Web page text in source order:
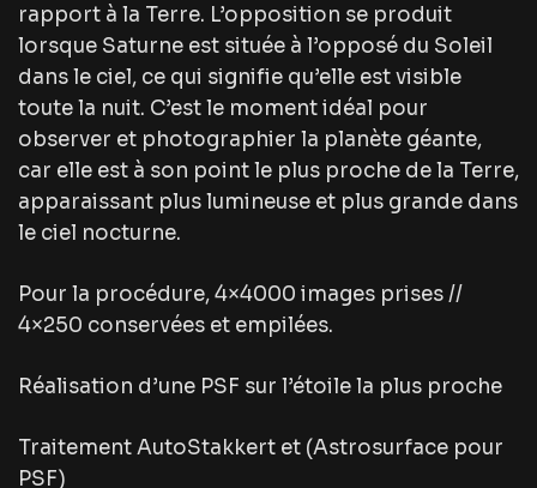
rapport à la Terre. L’opposition se produit
lorsque Saturne est située à l’opposé du Soleil
dans le ciel, ce qui signifie qu’elle est visible
toute la nuit. C’est le moment idéal pour
observer et photographier la planète géante,
car elle est à son point le plus proche de la Terre,
apparaissant plus lumineuse et plus grande dans
le ciel nocturne.
Pour la procédure, 4×4000 images prises //
4×250 conservées et empilées.
Réalisation d’une PSF sur l’étoile la plus proche
Traitement AutoStakkert et (Astrosurface pour
PSF)